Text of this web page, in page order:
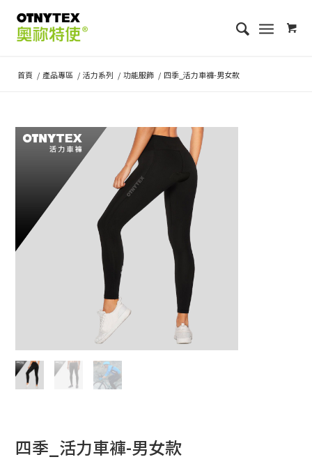
首頁 / 產品專區 / 活力系列 / 功能服飾 / 四季_活力車褲-男女款
四季_活力車褲-男女款